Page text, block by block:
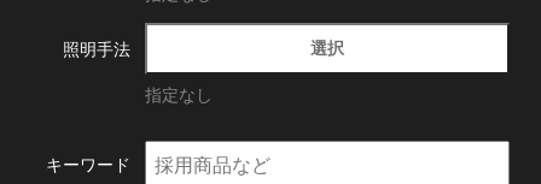
照明手法 選択
指定なし
キーワード